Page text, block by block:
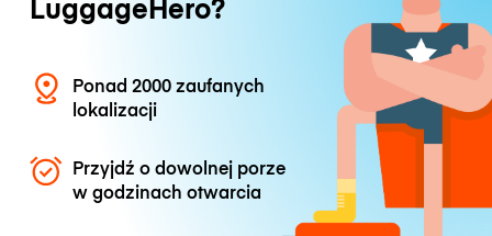
Ponad 2000 zaufanych
lokalizacji
Przyjdź o dowolnej porze
w godzinach otwarcia